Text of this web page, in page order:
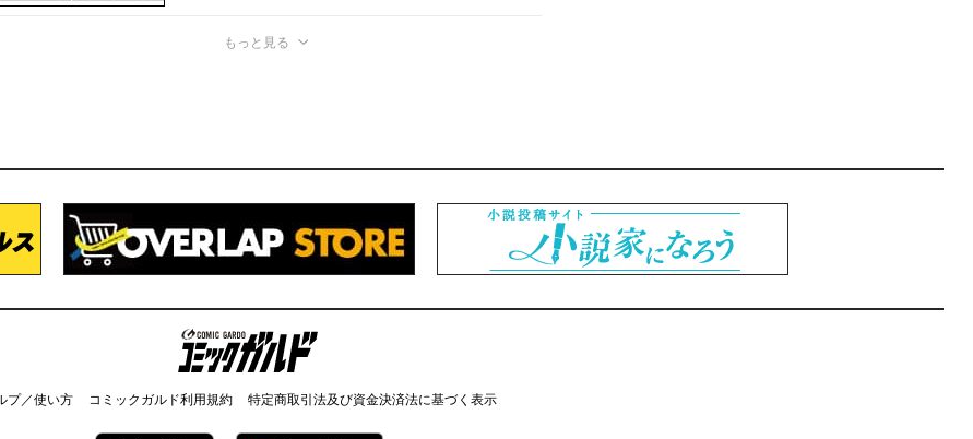
もっと見る
コミックガルド
プ／使い方 コミックガルド利用規約 特定商取引法及び資金決済法に基づく表示